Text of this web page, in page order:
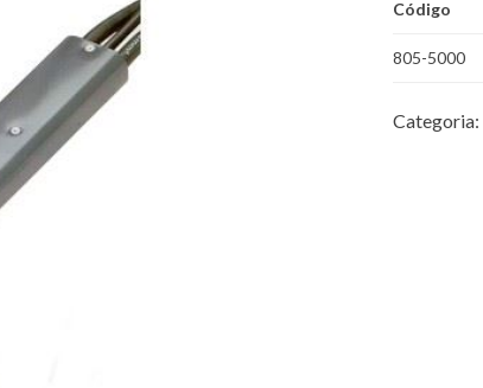
Código
805-5000
Categoria: